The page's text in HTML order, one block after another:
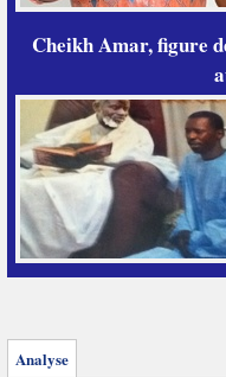
Cheikh Amar, figure
Analyse